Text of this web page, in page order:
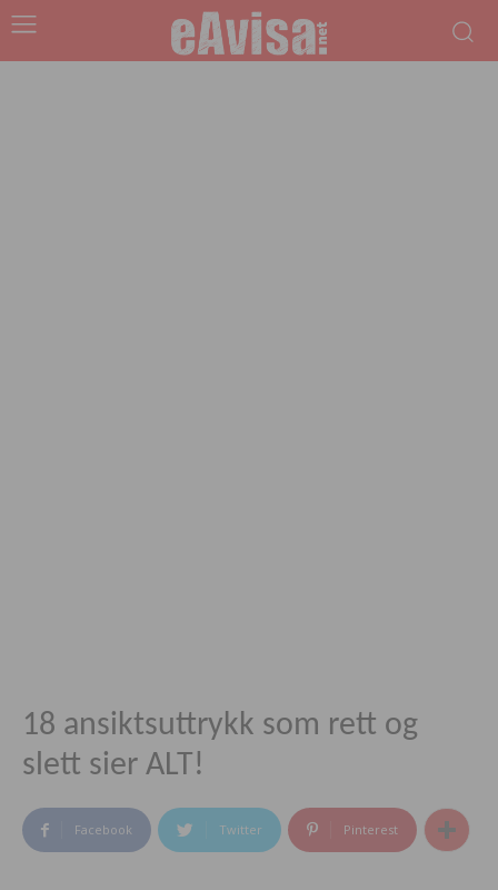
18 ansiktsuttrykk som rett og
slett sier ALT!
Facebook Twitter Pinterest